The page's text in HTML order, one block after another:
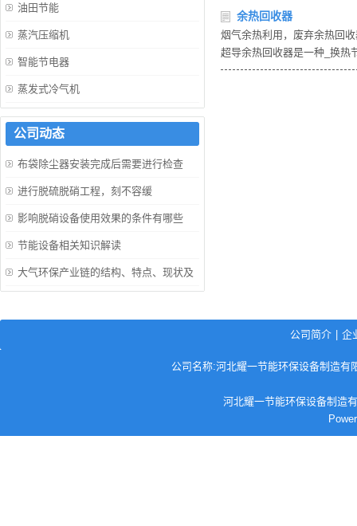
余热回收器
烟气余热利用，废弃余热回
超导余热回收器是一种_换热
油田节能
蒸汽压缩机
智能节电器
蒸发式冷气机
公司动态
布袋除尘器安装完成后需要进行检查
进行脱硫脱硝工程，刻不容缓
影响脱硝设备使用效果的条件有哪些
节能设备相关知识解读
大气环保产业链的结构、特点、现状及
公司简介 企
公司名称:河北耀一节能环保设备制造有
河北耀一节能环保设备制造